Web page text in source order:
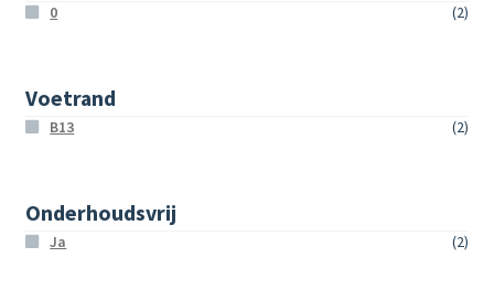
0 (2)
Voetrand
B13 (2)
Onderhoudsvrij
Ja (2)